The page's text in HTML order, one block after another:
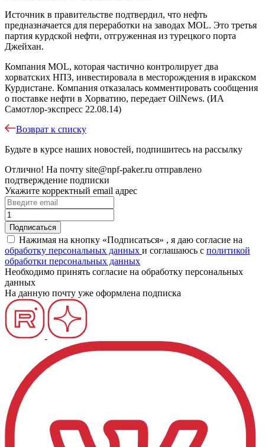
Источник в правительстве подтвердил, что нефть
предназначается для переработки на заводах MOL. Это третья
партия курдской нефти, отгруженная из турецкого порта
Джейхан.
Компания MOL, которая частично контролирует два
хорватских НПЗ, инвестировала в месторождения в иракском
Курдистане. Компания отказалась комментировать сообщения
о поставке нефти в Хорватию, передает OilNews. (ИА
Самотлор-экспресс 22.08.14)
Возврат к списку
Будьте в курсе наших новостей, подпишитесь на рассылку
Отлично! На почту site@npf-paker.ru отправлено
подтверждение подписки
Укажите корректный email адрес
Нажимая на кнопку «Подписаться» , я даю согласие на
обработку персональных данных и соглашаюсь c политикой
обработки персональных данных
Необходимо принять согласие на обработку персональных
данных
На данную почту уже оформлена подписка